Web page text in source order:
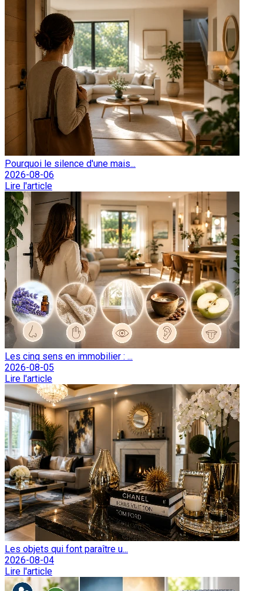
Pourquoi le silence d'une mais...
2026-08-06
Lire l'article
Les cinq sens en immobilier : ...
2026-08-05
Lire l'article
Les objets qui font paraître u...
2026-08-04
Lire l'article